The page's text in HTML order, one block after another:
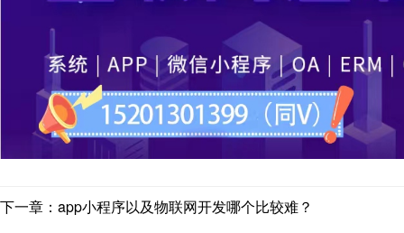
下一章：app小程序以及物联网开发哪个比较难？